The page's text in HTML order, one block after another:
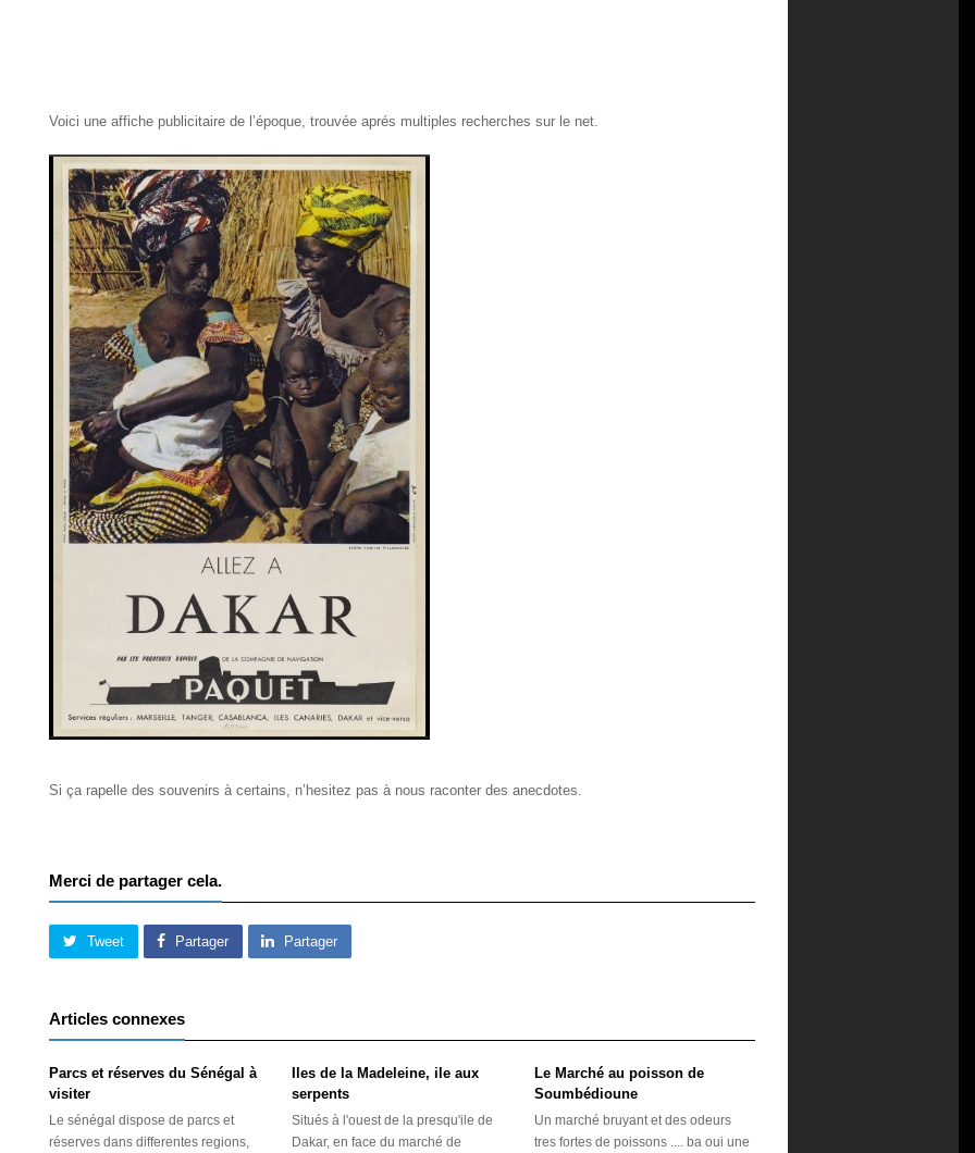
Voici une affiche publicitaire de l’époque, trouvée aprés multiples recherches sur le net.
Si ça rapelle des souvenirs à certains, n’hesitez pas à nous raconter des anecdotes.
Merci de partager cela.
Tweet Partager Partager
Articles connexes
Parcs et réserves du Sénégal à
visiter
Le sénégal dispose de parcs et
réserves dans differentes regions,
Iles de la Madeleine, ile aux
serpents
Situés à l'ouest de la presqu'ile de
Dakar, en face du marché de
Le Marché au poisson de
Soumbédioune
Un marché bruyant et des odeurs
tres fortes de poissons .... ba oui une